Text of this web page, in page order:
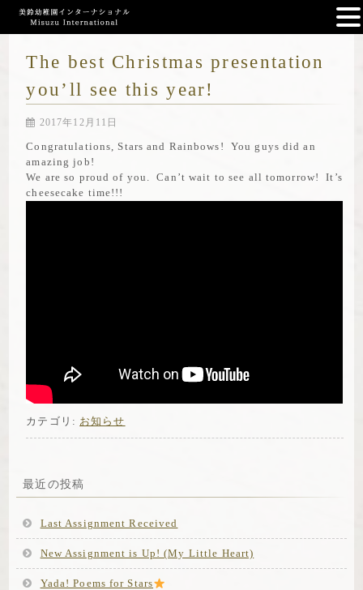
The best Christmas presentation
you’ll see this year!
2017年12月11日
Congratulations, Stars and Rainbows! You guys did an
amazing job!
We are so proud of you. Can’t wait to see all tomorrow! It’s
cheesecake time!!!
カテゴリ: お知らせ
最近の投稿
Last Assignment Received
New Assignment is Up! (My Little Heart)
Yada! Poems for Stars